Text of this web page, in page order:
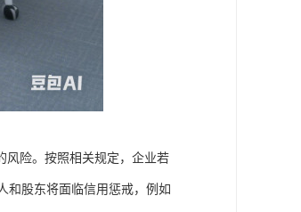
风险。按照相关规定，企业若
和股东将面临信用惩戒，例如